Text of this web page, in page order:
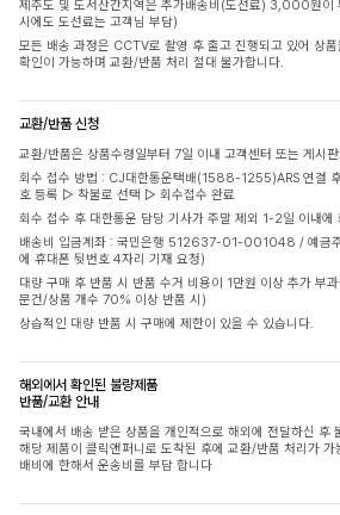
제주도 및 도서산간지역은 추가배송비(도선료) 3,000원이
시에도 도선료는 고객님 부담)
모든 배송 과정은 CCTV로 촬영 후 출고 진행되고 있어 상
확인이 가능하며 교환/반품 처리 절대 불가합니다.
교환/반품 신청
교환/반품은 상품수령일부터 7일 이내 고객센터 또는 게시
회수 접수 방법 : CJ대한통운택배(1588-1255)ARS 연결
호 등록 ▷ 착불로 선택 ▷ 회수접수 완료
회수 접수 후 대한통운 담당 기사가 주말 제외 1-2일 이내에
배송비 입금계좌 : 국민은행 512637-01-001048 / 예금
에 휴대폰 뒷번호 4자리 기재 요청)
대량 구매 후 반품 시 반품 수거 비용이 1만원 이상 추가 부
문건/상품 개수 70% 이상 반품 시)
상습적인 대량 반품 시 구매에 제한이 있을 수 있습니다.
해외에서 확인된 불량제품
반품/교환 안내
국내에서 배송 받은 상품을 개인적으로 해외에 전달하신 후
해당 제품이 클릭앤퍼니로 도착된 후에 교환/반품 처리가
배비에 한해서 운송비를 부담 합니다